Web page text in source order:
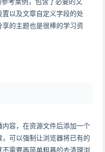
以及文章自定义字段的处
的主题也是很棒的学习资
容，在资源文件后添加一个
可以强制让浏览器将已有的
需要再简单粗暴的去清理浏